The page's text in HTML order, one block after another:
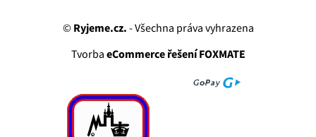
© Ryjeme.cz. - Všechna práva vyhrazena
Tvorba eCommerce řešení FOXMATE